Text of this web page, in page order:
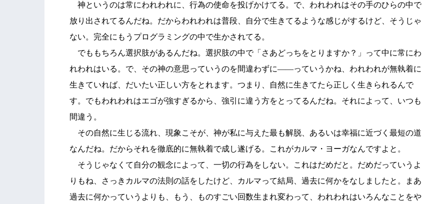
神というのは常にわれわれに、行為の使命を投げかけてる。で、われわれはその手のひらの中で
放り出されてるんだね。だからわれわれは普段、自分で生きてるような感じがするけど、そうじゃ
ない。完全にもうプログラミングの中で生かされてる。
でももちろん選択肢があるんだね。選択肢の中で「さあどっちをとりますか？」って中に常にわ
れわれはいる。で、その神の意思っていうのを間違わずに――っていうかね、われわれが無執着に
生きていれば、だいたい正しい方をとれます。つまり、自然に生きてたら正しく生きられるんで
す。でもわれわれはエゴが強すぎるから、強引に違う方をとってるんだね。それによって、いつも
間違う。
その自然に生じる流れ、現象こそが、神が私に与えた最も解脱、あるいは幸福に近づく最短の道
なんだね。だからそれを徹底的に無執着で成し遂げる。これがカルマ・ヨーガなんですよと。
そうじゃなくて自分の観念によって、一切の行為をしない。これはだめだと。だめだっていうよ
りもね、さっきカルマの法則の話をしたけど、カルマって結局、過去に何かをなしましたと。まあ
過去に何かっていうよりも、もう、ものすごい回数生まれ変わって、われわれはいろんなことをや